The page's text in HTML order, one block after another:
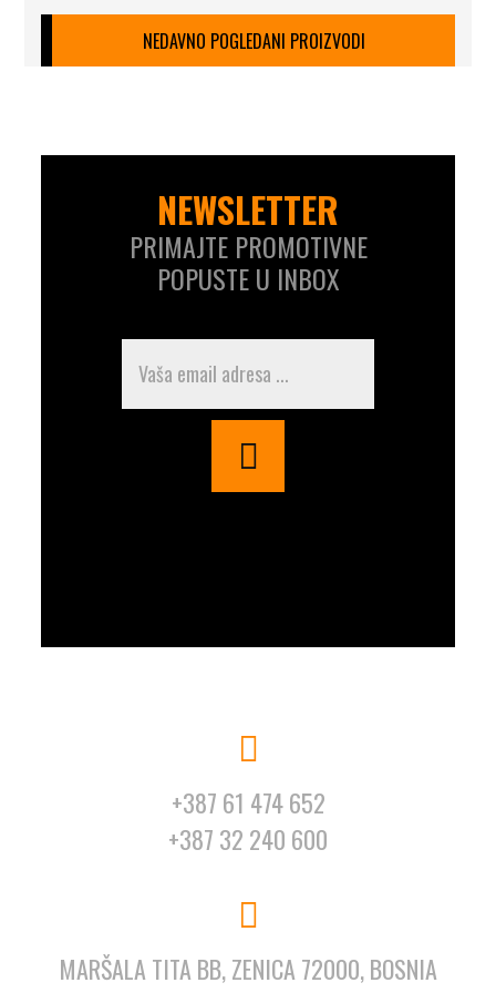
NEDAVNO POGLEDANI PROIZVODI
NEWSLETTER
PRIMAJTE PROMOTIVNE
POPUSTE U INBOX
+387 61 474 652
+387 32 240 600
MARŠALA TITA BB, ZENICA 72000, BOSNIA